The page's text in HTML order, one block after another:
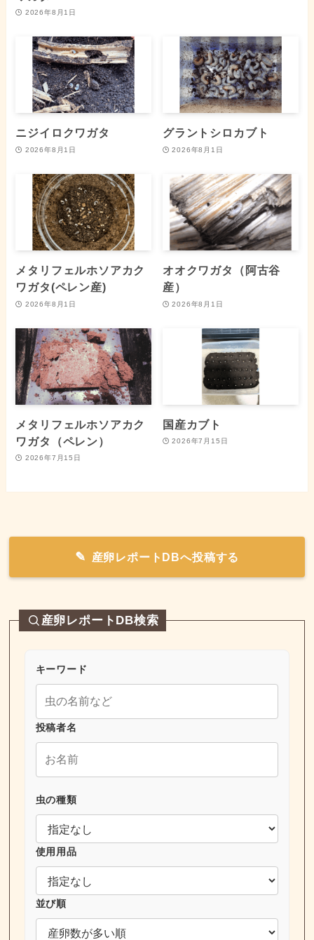
2026年8月1日
ニジイロクワガタ
2026年8月1日
グラントシロカブト
2026年8月1日
メタリフェルホソアカク
ワガタ(ペレン産)
2026年8月1日
オオクワガタ（阿古谷
産）
2026年8月1日
メタリフェルホソアカク
ワガタ（ペレン）
2026年7月15日
国産カブト
2026年7月15日
産卵レポートDBへ投稿する
産卵レポートDB検索
キーワード
投稿者名
虫の種類
使用用品
並び順